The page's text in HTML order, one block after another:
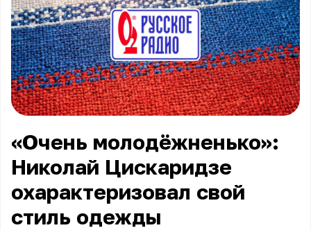
«Очень молодёжненько»:
Николай Цискаридзе
охарактеризовал свой
стиль одежды